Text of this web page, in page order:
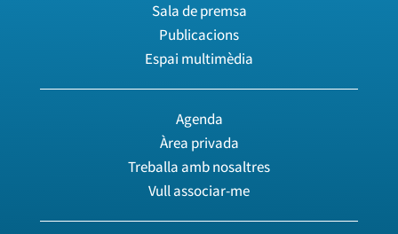
Sala de premsa
Publicacions
Espai multimèdia
Agenda
Àrea privada
Treballa amb nosaltres
Vull associar-me